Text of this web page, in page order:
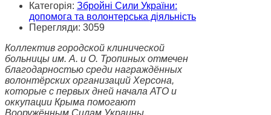
Категорія: Збройні Сили України:
допомога та волонтерська діяльність
Перегляди: 3059
Коллектив городской клинической
больницы им. А. и О. Тропиных отмечен
благодарностью среди награждённых
волонтёрских организаций Херсона,
которые с первых дней начала АТО и
оккупации Крыма помогают